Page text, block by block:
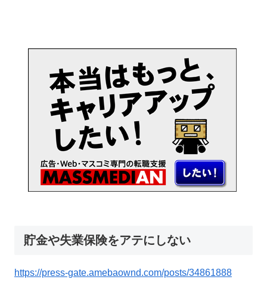
貯金や失業保険をアテにしない
https://press-gate.amebaownd.com/posts/34861888